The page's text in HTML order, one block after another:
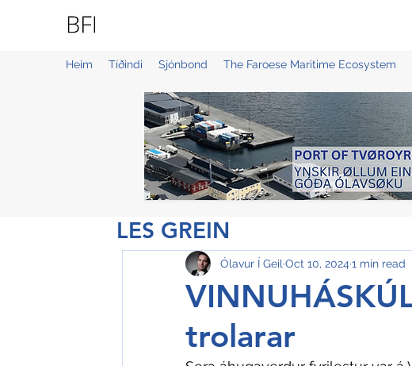
Heim Tíðindi Sjónbond The Faroese Maritime Ecosystem
trolarar
Ólavur Í Geil Oct 10, 2024 1 min read
LES GREIN